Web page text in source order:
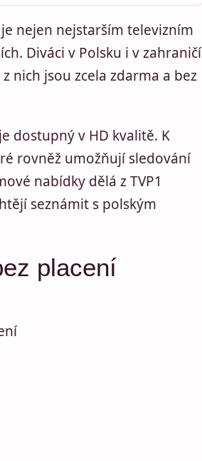
nejen nejstarším televizním
Diváci v Polsku i v zahraničí
nich jsou zcela zdarma a bez
dostupný v HD kvalitě. K
rovněž umožňují sledování
nabídky dělá z TVP1
seznámit s polským
placení